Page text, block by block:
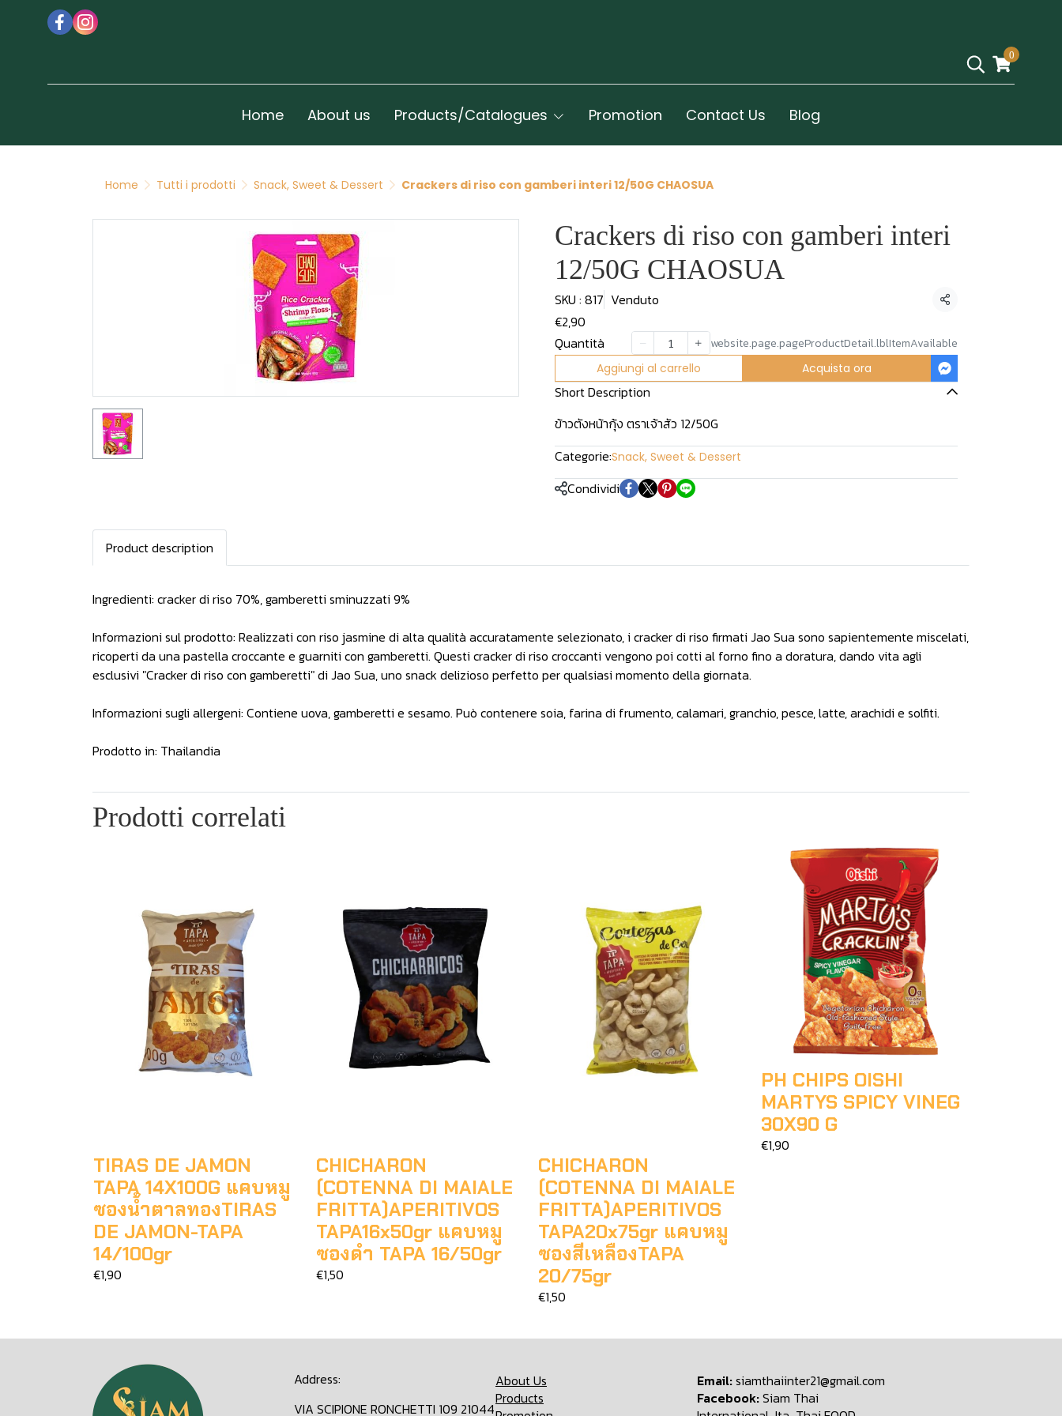
0
Home About us Products/Catalogues Promotion Contact Us Blog
Home Tutti i prodotti Snack, Sweet & Dessert Crackers di riso con gamberi interi 12/50G CHAOSUA
Crackers di riso con gamberi interi
12/50G CHAOSUA
SKU : 817 Venduto Condividi
€2,90
Quantità
website.page.pageProductDetail.lblItemAvailable
Aggiungi al carrello Acquista ora
Short Description
ข้าวตังหน้ากุ้ง ตราเจ้าสัว 12/50G
Categorie:Snack, Sweet & Dessert
Condividi
Product description
Ingredienti: cracker di riso 70%, gamberetti sminuzzati 9%
Informazioni sul prodotto: Realizzati con riso jasmine di alta qualità accuratamente selezionato, i cracker di riso firmati Jao Sua sono sapientemente miscelati,
ricoperti da una pastella croccante e guarniti con gamberetti. Questi cracker di riso croccanti vengono poi cotti al forno fino a doratura, dando vita agli
esclusivi "Cracker di riso con gamberetti" di Jao Sua, uno snack delizioso perfetto per qualsiasi momento della giornata.
Informazioni sugli allergeni: Contiene uova, gamberetti e sesamo. Può contenere soia, farina di frumento, calamari, granchio, pesce, latte, arachidi e solfiti.
Prodotto in: Thailandia
Prodotti correlati
TIRAS DE JAMON
TAPA 14X100G แคบหมู
ซองน้ำตาลทองTIRAS
DE JAMON-TAPA
14/100gr
€1,90
CHICHARON
(COTENNA DI MAIALE
FRITTA)APERITIVOS
TAPA16x50gr แคบหมู
ซองดำ TAPA 16/50gr
€1,50
CHICHARON
(COTENNA DI MAIALE
FRITTA)APERITIVOS
TAPA20x75gr แคบหมู
ซองสีเหลืองTAPA
20/75gr
€1,50
PH CHIPS OISHI
MARTYS SPICY VINEG
30X90 G
€1,90
Address:
VIA SCIPIONE RONCHETTI 109 21044
About Us
Products
Email:siamthaiinter21@gmail.com
Facebook:Siam Thai